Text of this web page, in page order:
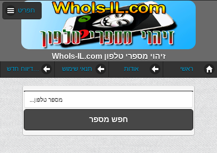
WhoIs-IL.com זיהוי מספרי טלפון
תפריט
הוסף דיווח חדש תנאי שימוש אודות ראשי
חפש מספר